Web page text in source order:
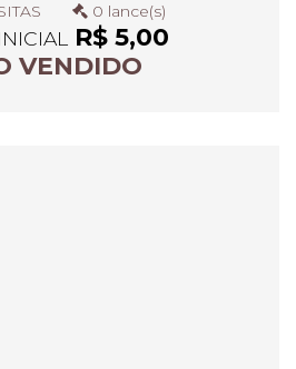
0 lance(s)
R$ 5,00
VENDIDO